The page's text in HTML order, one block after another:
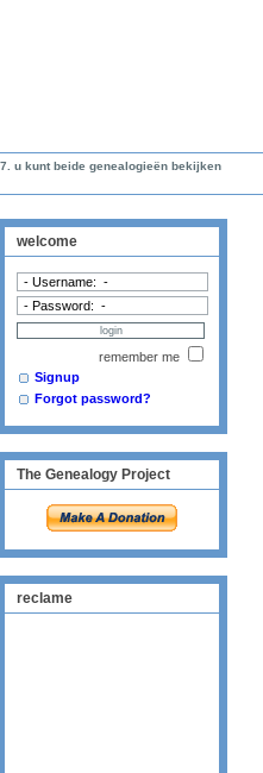
u kunt beide genealogieën bekijken
welcome
remember me
Signup
Forgot password?
The Genealogy Project
reclame